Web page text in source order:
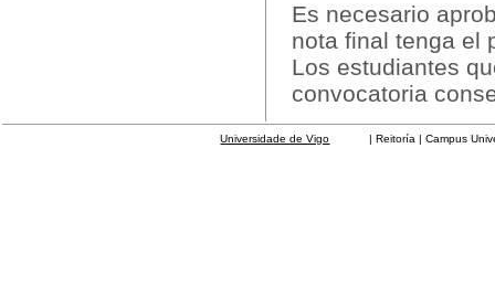
Es necesario
nota final tenga el
Los estudiantes
convocatoria
Universidade de Vigo | Reitoría | Campus